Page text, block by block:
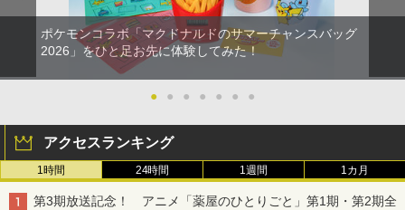
ポケモンコラボ「マクドナルドのサマーチャンスバッグ
2026」をひと足お先に体験してみた！
● ● ● ● ● ● ●
アクセスランキング
1時間 24時間 1週間 1カ月
第3期放送記念！ アニメ「薬屋のひとりごと」第1期・第2期全